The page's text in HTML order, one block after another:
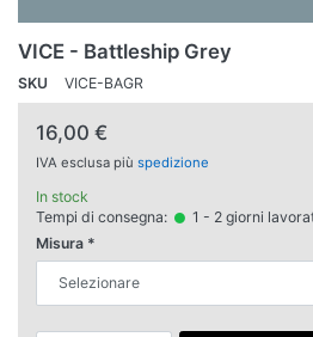
VICE - Battleship Grey
SKU VICE-BAGR
16,00 €
IVA esclusa più spedizione
In stock
Tempi di consegna:
1 - 2 giorni
Misura